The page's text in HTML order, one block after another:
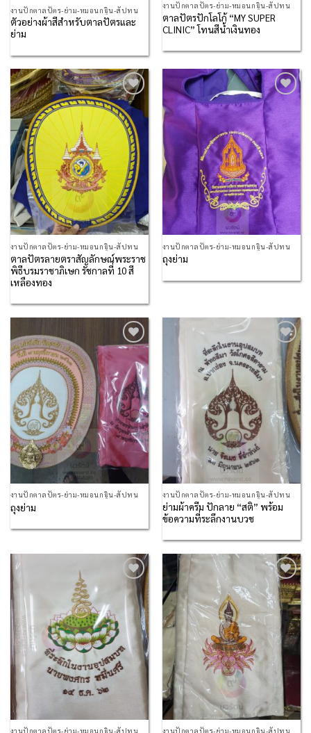
งานปักตาลปัตร-ย่าม-หมอนกฐิน-สัปทน
ตัวอย่างผ้าสีสำหรับตาลปัตรและ
ย่าม
งานปักตาลปัตร-ย่าม-หมอนกฐิน-สัปทน
ตาลปัตรปักโลโก้ “MY SUPER
CLINIC” โทนสีน้ำเงินทอง
Add to
Wishlist
งานปักตาลปัตร-ย่าม-หมอนกฐิน-สัปทน
ตาลปัตรลายตราสัญลักษณ์พระราช
พิธีบรมราชาภิเษก รัชกาลที่ 10 สี
เหลืองทอง
Wishlist
งานปักตาลปัตร-ย่าม-หมอนกฐิน-สัปทน
ถุงย่าม
Add to
Wishlist
งานปักตาลปัตร-ย่าม-หมอนกฐิน-สัปทน
ถุงย่าม
Add to
Wishlist
งานปักตาลปัตร-ย่าม-หมอนกฐิน-สัปทน
ย่ามผ้าครีม ปักลาย “สติ” พร้อม
ข้อความที่ระลึกงานบวช
Add to
Wishlist
งานปักตาลปัตร-ย่าม-หมอนกฐิน-สัปทน
Add to
Wishlist
งานปักตาลปัตร-ย่าม-หมอนกฐิน-สัปทน